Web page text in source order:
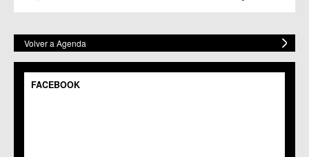
Volver a Agenda
FACEBOOK